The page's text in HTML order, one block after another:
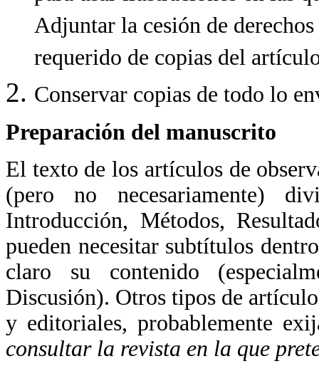
Adjuntar la cesión de
requerido de copias del
Conservar copias de todo lo
Preparación del manuscrito
El texto de los artículos de
(pero no necesariamente)
Introducción, Métodos,
pueden necesitar subtítulos
claro su contenido
Discusión). Otros tipos de
y editoriales, probablemente
consultar la revista en la que